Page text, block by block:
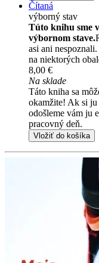
Čítaná
výborný stav
Túto knihu sme
výbornom stave.
asi ani
na niektorých
8,00 €
Na sklade
Táto kniha sa
okamžite! Ak si ju
odošleme vám ju
pracovný deň.
Vložiť do košíka